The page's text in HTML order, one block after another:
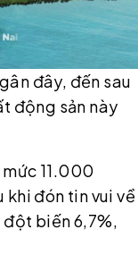
đây, đến sau
động sản này
11.000
đón tin vui về
biến 6,7%,